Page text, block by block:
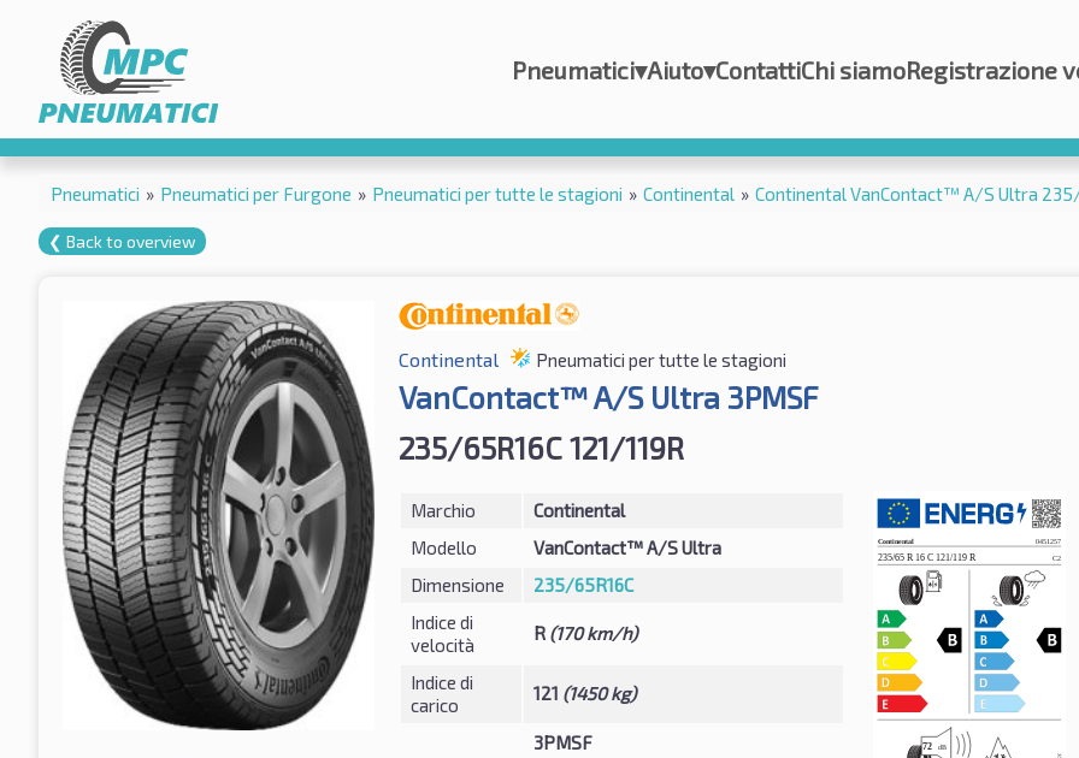
Pneumatici▾Aiuto▾ContattiChi siamoRegistrazione
Pneumatici » Pneumatici per Furgone » Pneumatici per tutte le stagioni » Continental » Continental VanContact™ A/S Ultra 235/
❮ Back to overview
Continental Pneumatici per tutte le stagioni
VanContact™ A/S Ultra 3PMSF
235/65R16C 121/119R
Marchio
Continental
Modello
VanContact™ A/S Ultra
Dimensione
235/65R16C
Indice di
velocità
R (170 km/h)
Indice di
carico
121 (1450 kg)
3PMSF